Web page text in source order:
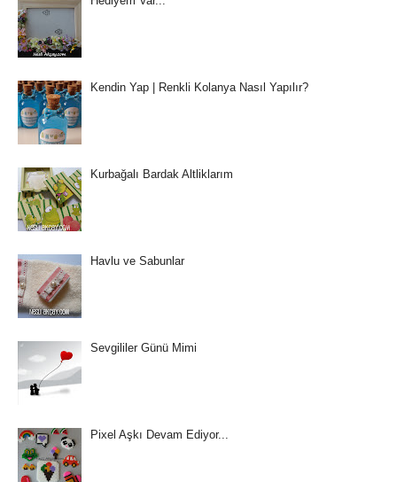
Kendin Yap | Renkli Kolanya Nasıl Yapılır?
Kurbağalı Bardak Altliklarım
Havlu ve Sabunlar
Sevgililer Günü Mimi
Pixel Aşkı Devam Ediyor...